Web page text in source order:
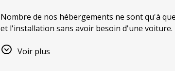
Nombre de nos hébergements ne sont qu'à
et l'installation sans avoir besoin d'une
panoramiques.
Voir plus